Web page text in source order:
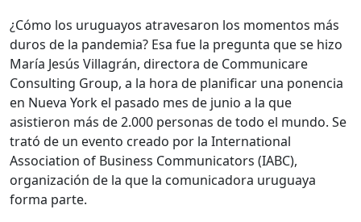
¿Cómo los uruguayos atravesaron los momentos más
duros de la pandemia? Esa fue la pregunta que se hizo
María Jesús Villagrán, directora de Communicare
Consulting Group, a la hora de planificar una ponencia
en Nueva York el pasado mes de junio a la que
asistieron más de 2.000 personas de todo el mundo. Se
trató de un evento creado por la International
Association of Business Communicators (IABC),
organización de la que la comunicadora uruguaya
forma parte.